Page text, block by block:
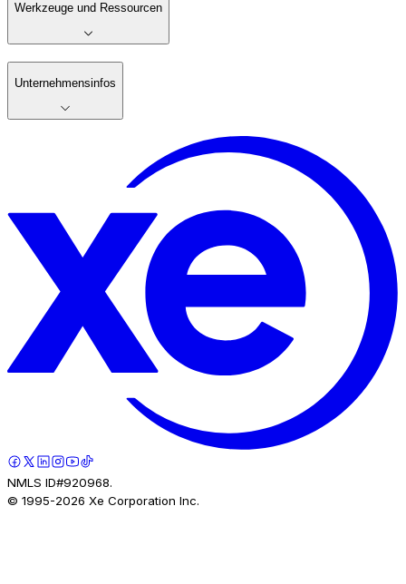
Werkzeuge und Ressourcen
Unternehmensinfos
NMLS ID#920968.
© 1995-2026 Xe Corporation Inc.